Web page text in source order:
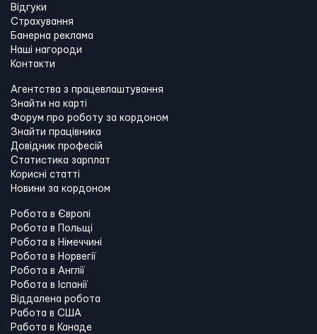
Відгуки
Страхування
Банерна реклама
Наші нагороди
Контакти
Агентства з працевлаштування
Знайти на карті
Форум про роботу за кордоном
Знайти працівника
Довідник професій
Статистика зарплат
Корисні статті
Новини за кордоном
Робота в Європі
Робота в Польщі
Робота в Німеччині
Робота в Норвегії
Робота в Англії
Робота в Іспанії
Віддалена робота
Работа в США
Работа в Канадe